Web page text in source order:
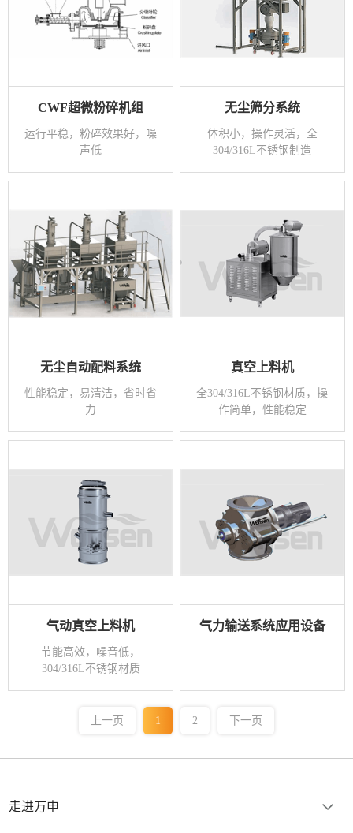
CWF超微粉碎机组
运行平稳，粉碎效果好，噪
声低
无尘筛分系统
体积小，操作灵活，全
304/316L不锈钢制造
无尘自动配料系统
性能稳定，易清洁，省时省
力
真空上料机
全304/316L不锈钢材质，操
作简单，性能稳定
气动真空上料机
节能高效，噪音低，
304/316L不锈钢材质
气力输送系统应用设备
上一页 1 2 下一页
走进万申